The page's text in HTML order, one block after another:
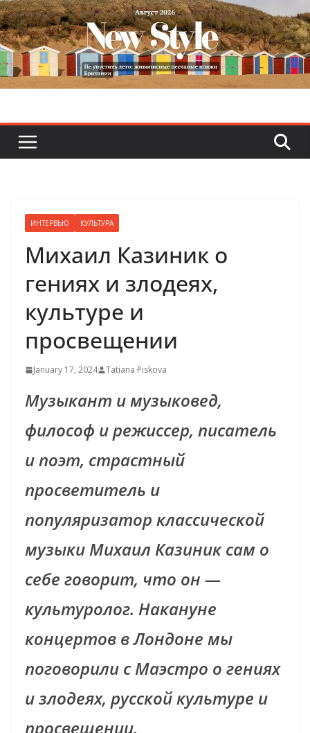
Skip
to
content
ИНТЕРВЬЮ КУЛЬТУРА
Михаил Казиник о
гениях и злодеях,
культуре и
просвещении
January 17, 2024 Tatiana Piskova
Музыкант и музыковед,
философ и режиссер, писатель
и поэт, страстный
просветитель и
популяризатор классической
музыки Михаил Казиник сам о
себе говорит, что он —
культуролог. Накануне
концертов в Лондоне мы
поговорили с Маэстро о гениях
и злодеях, русской культуре и
просвещении.